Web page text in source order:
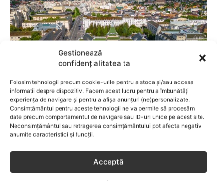
Gestionează
confidențialitatea ta
Folosim tehnologii precum cookie-urile pentru a stoca și/sau accesa
informații despre dispozitiv. Facem acest lucru pentru a îmbunătăți
experiența de navigare și pentru a afișa anunțuri (ne)personalizate.
Consimțământul pentru aceste tehnologii ne va permite să procesăm
date precum comportamentul de navigare sau ID-uri unice pe acest site.
Neconsimțământul sau retragerea consimțământului pot afecta negativ
anumite caracteristici și funcții.
Acceptă
FAMILIA
Cele mai bune cartiere din Craiova pentru
familii